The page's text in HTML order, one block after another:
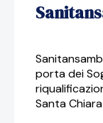
porta dei
Santa